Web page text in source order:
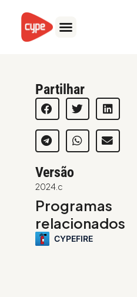
conteúdo
Partilhar
Versão
2024.c
Programas
relacionados
CYPEFIRE